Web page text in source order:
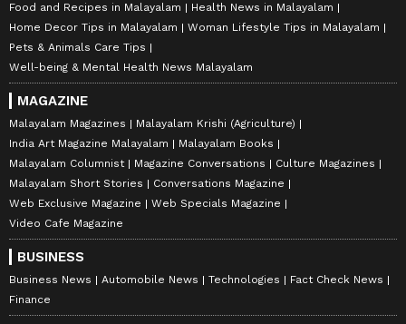
Food and Recipes in Malayalam
Health News in Malayalam
Home Decor Tips in Malayalam
Woman Lifestyle Tips in Malayalam
Pets & Animals Care Tips
Well-being & Mental Health News Malayalam
MAGAZINE
Malayalam Magazines
Malayalam Krishi (Agriculture)
India Art Magazine Malayalam
Malayalam Books
Malayalam Columnist
Magazine Conversations
Culture Magazines
Malayalam Short Stories
Conversations Magazine
Web Exclusive Magazine
Web Specials Magazine
Video Cafe Magazine
BUSINESS
Business News Automobile News Technologies
Fact Check News
Finance